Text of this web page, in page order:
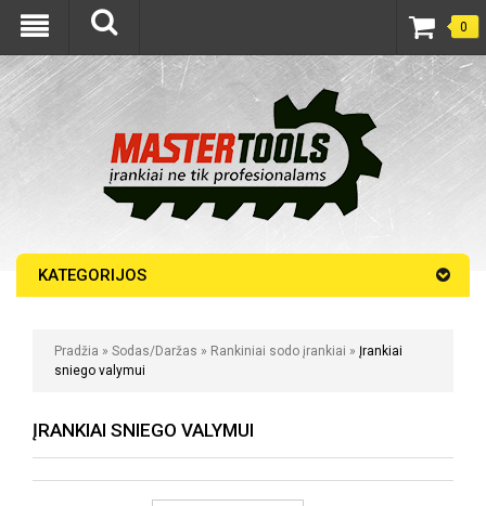
0
KATEGORIJOS
Pradžia » Sodas/Daržas » Rankiniai sodo įrankiai » Įrankiai
sniego valymui
ĮRANKIAI SNIEGO VALYMUI